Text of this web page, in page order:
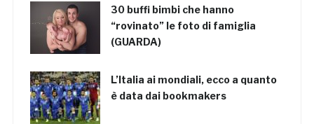
30 buffi bimbi che hanno
“rovinato” le foto di famiglia
(GUARDA)
L’Italia ai mondiali, ecco a quanto
è data dai bookmakers